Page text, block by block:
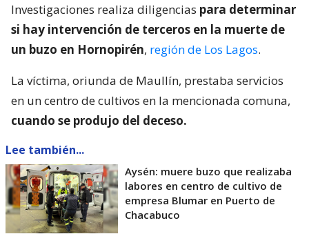
Investigaciones realiza diligencias para determinar
si hay intervención de terceros en la muerte de
un buzo en Hornopirén, región de Los Lagos.
La víctima, oriunda de Maullín, prestaba servicios
en un centro de cultivos en la mencionada comuna,
cuando se produjo del deceso.
Lee también...
Aysén: muere buzo que realizaba
labores en centro de cultivo de
empresa Blumar en Puerto de
Chacabuco